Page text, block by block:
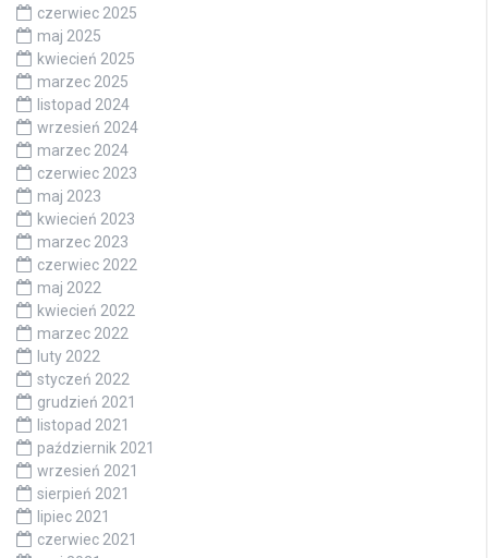
czerwiec 2025
maj 2025
kwiecień 2025
marzec 2025
listopad 2024
wrzesień 2024
marzec 2024
czerwiec 2023
maj 2023
kwiecień 2023
marzec 2023
czerwiec 2022
maj 2022
kwiecień 2022
marzec 2022
luty 2022
styczeń 2022
grudzień 2021
listopad 2021
październik 2021
wrzesień 2021
sierpień 2021
lipiec 2021
czerwiec 2021